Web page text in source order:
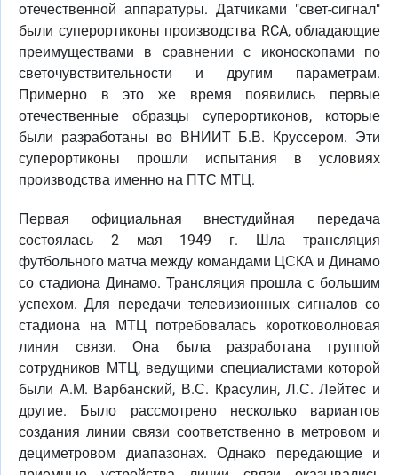
отечественной аппаратуры. Датчиками "свет-сигнал"
были суперортиконы производства RCA, обладающие
преимуществами в сравнении с иконоскопами по
светочувствительности и другим параметрам.
Примерно в это же время появились первые
отечественные образцы суперортиконов, которые
были разработаны во ВНИИТ Б.В. Круссером. Эти
суперортиконы прошли испытания в условиях
производства именно на ПТС МТЦ.
Первая официальная внестудийная передача
состоялась 2 мая 1949 г. Шла трансляция
футбольного матча между командами ЦСКА и Динамо
со стадиона Динамо. Трансляция прошла с большим
успехом. Для передачи телевизионных сигналов со
стадиона на МТЦ потребовалась коротковолновая
линия связи. Она была разработана группой
сотрудников МТЦ, ведущими специалистами которой
были А.М. Варбанский, В.С. Красулин, Л.С. Лейтес и
другие. Было рассмотрено несколько вариантов
создания линии связи соответственно в метровом и
дециметровом диапазонах. Однако передающие и